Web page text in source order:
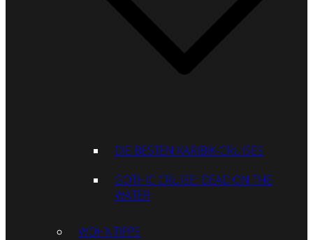
DIE BESTEN KARIBIK-CRUISES
GOTHIC CRUISE: DEAD ON THE
WATER
WOHNTIPPS